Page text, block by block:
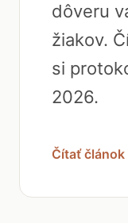
dôveru
žiakov.
si
2026.
Čítať